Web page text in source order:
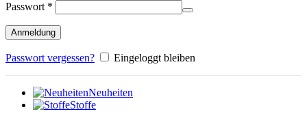
Passwort *
Anmeldung
Passwort vergessen? Eingeloggt bleiben
Neuheiten
Stoffe